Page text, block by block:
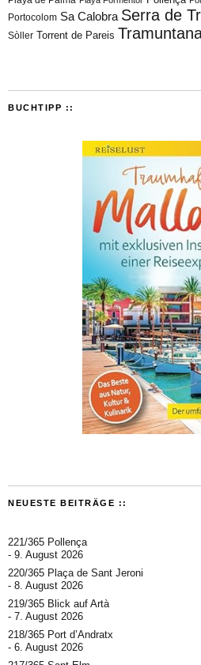
Portocolom Sa Calobra Serra de
Sòller Torrent de Pareis
BUCHTIPP ::
NEUESTE BEITRÄGE ::
221/365 Pollença
9. August 2026
220/365 Plaça de Sant Jeroni
8. August 2026
219/365 Blick auf Artà
7. August 2026
218/365 Port d’Andratx
6. August 2026